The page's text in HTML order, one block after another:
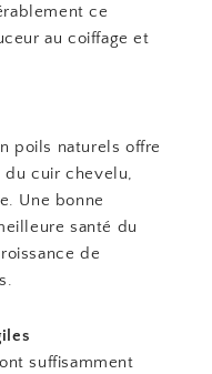
ce
au coiffage et
poils naturels offre
du cuir chevelu,
Une bonne
santé du
de
suffisamment